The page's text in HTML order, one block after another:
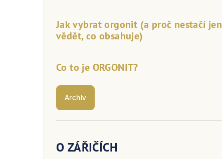
Jak vybrat orgonit (a proč nestačí jen
vědět, co obsahuje)
Co to je ORGONIT?
Archiv
O ZÁŘIČÍCH